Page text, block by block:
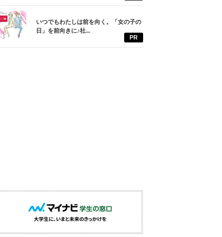
いつでもわたしは前を向く。「女の子の
日」を前向きに♪社...
PR